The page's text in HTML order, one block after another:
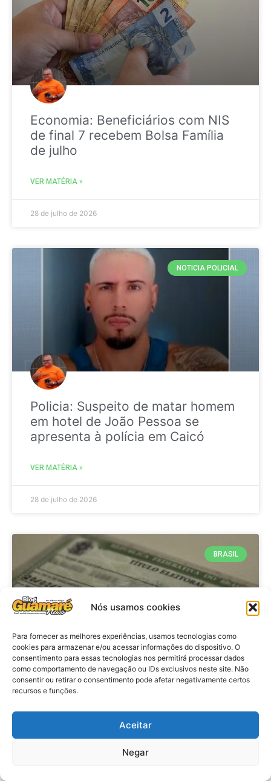
Nós usamos cookies
Para fornecer as melhores experiências, usamos tecnologias como
cookies para armazenar e/ou acessar informações do dispositivo. O
consentimento para essas tecnologias nos permitirá processar dados
como comportamento de navegação ou IDs exclusivos neste site. Não
consentir ou retirar o consentimento pode afetar negativamente certos
recursos e funções.
Aceitar
Negar
Economia: Beneficiários com NIS
de final 7 recebem Bolsa Família
de julho
VER MATÉRIA »
28 de julho de 2026
NOTICIA POLICIAL
Policia: Suspeito de matar homem
em hotel de João Pessoa se
apresenta à polícia em Caicó
VER MATÉRIA »
28 de julho de 2026
BRASIL
Brasil: Policia Federal investiga
antes das eleições